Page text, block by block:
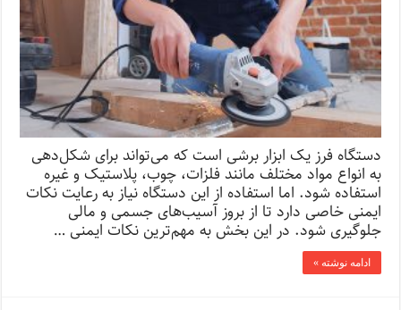
دستگاه فرز یک ابزار برشی است که می‌تواند برای شکل‌دهی
به انواع مواد مختلف مانند فلزات، چوب، پلاستیک و غیره
استفاده شود. اما استفاده از این دستگاه نیاز به رعایت نکات
ایمنی خاصی دارد تا از بروز آسیب‌های جسمی و مالی
جلوگیری شود. در این بخش به مهم‌ترین نکات ایمنی …
ادامه نوشته »